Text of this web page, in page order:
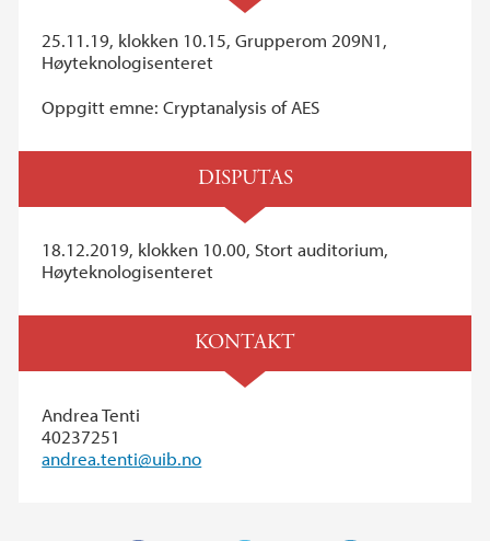
25.11.19, klokken 10.15, Grupperom 209N1,
Høyteknologisenteret
Oppgitt emne: Cryptanalysis of AES
DISPUTAS
18.12.2019, klokken 10.00, Stort auditorium,
Høyteknologisenteret
KONTAKT
Andrea Tenti
40237251
andrea.tenti@uib.no